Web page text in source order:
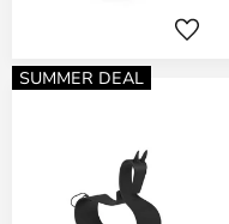
SUMMER DEAL